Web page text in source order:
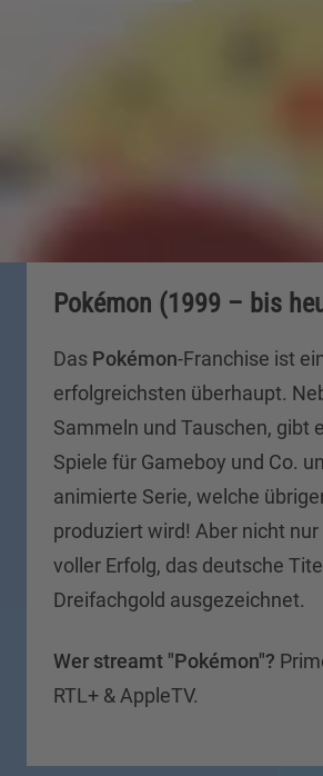
Pokémon (1999 – bis
Das Pokémon-Franchise ist
erfolgreichsten überhaupt.
Sammeln und Tauschen, gibt
Spiele für Gameboy und Co.
animierte Serie, welche
produziert wird! Aber nicht nur
voller Erfolg, das deutsche
Dreifachgold ausgezeichnet.
Wer streamt "Pokémon"?
RTL+ & AppleTV.